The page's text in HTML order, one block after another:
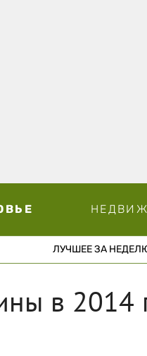
ЛУЧШЕЕ ЗА
в 2014